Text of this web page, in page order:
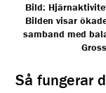
Bild:
Bilden visar
samband med
Så fungerar